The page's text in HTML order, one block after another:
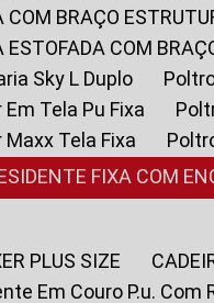
COM BRAÇO
ESTOFADA COM
Sky L Duplo
Em Tela Pu Fixa
Maxx Tela Fixa
FIXA COM
PLUS SIZE
Em Couro P.u. Com